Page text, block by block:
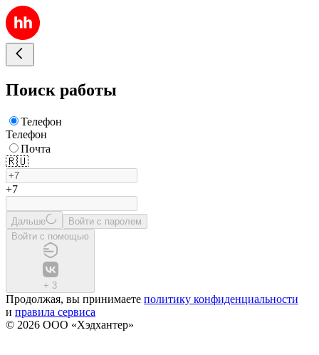
Поиск работы
Телефон
Телефон
Почта
🇷🇺
+7
Дальше
Войти с паролем
Войти с помощью
+ 3
Продолжая, вы принимаете политику конфиденциальности
и правила сервиса
© 2026 ООО «Хэдхантер»